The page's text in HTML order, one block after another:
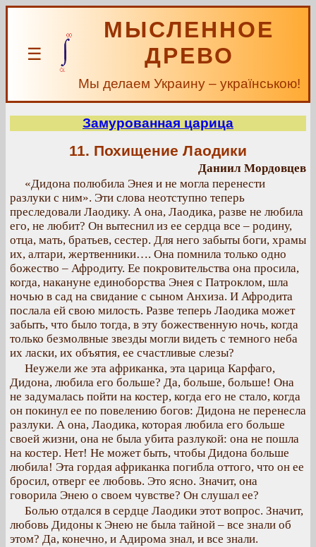
☰
МЫСЛЕННОЕ
ДРЕВО
Мы делаем Украину – українською!
Замурованная царица
11. Похищение Лаодики
Даниил Мордовцев
«Дидона полюбила Энея и не могла перенести
разлуки с ним». Эти слова неотступно теперь
преследовали Лаодику. А она, Лаодика, разве не любила
его, не любит? Он вытеснил из ее сердца все – родину,
отца, мать, братьев, сестер. Для него забыты боги, храмы
их, алтари, жертвенники…. Она помнила только одно
божество – Афродиту. Ее покровительства она просила,
когда, накануне единоборства Энея с Патроклом, шла
ночью в сад на свидание с сыном Анхиза. И Афродита
послала ей свою милость. Разве теперь Лаодика может
забыть, что было тогда, в эту божественную ночь, когда
только безмолвные звезды могли видеть с темного неба
их ласки, их объятия, ее счастливые слезы?
Неужели же эта африканка, эта царица Карфаго,
Дидона, любила его больше? Да, больше, больше! Она
не задумалась пойти на костер, когда его не стало, когда
он покинул ее по повелению богов: Дидона не перенесла
разлуки. А она, Лаодика, которая любила его больше
своей жизни, она не была убита разлукой: она не пошла
на костер. Нет! Не может быть, чтобы Дидона больше
любила! Эта гордая африканка погибла оттого, что он ее
бросил, отверг ее любовь. Это ясно. Значит, она
говорила Энею о своем чувстве? Он слушал ее?
Болью отдался в сердце Лаодики этот вопрос. Значит,
любовь Дидоны к Энею не была тайной – все знали об
этом? Да, конечно, и Адирома знал, и все знали.